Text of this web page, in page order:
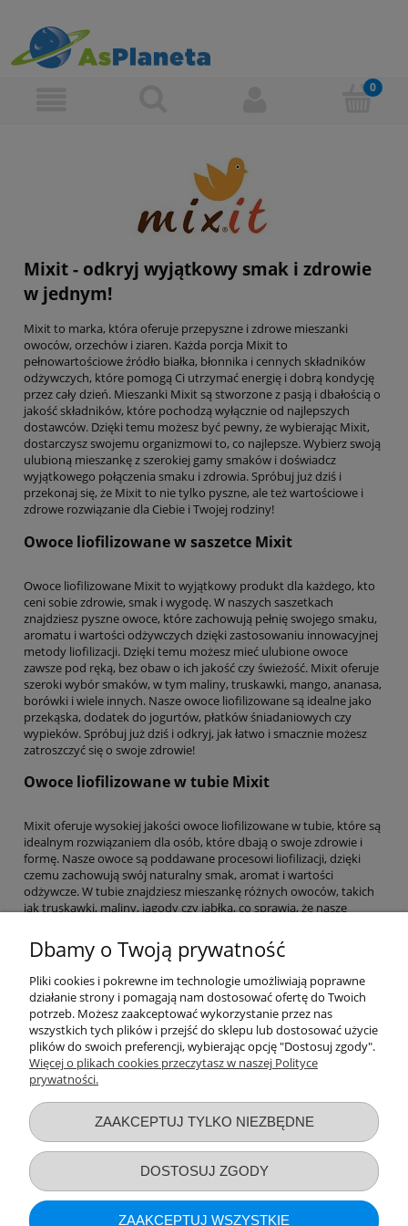
Mixit - odkryj wyjątkowy smak i zdrowie
w jednym!
Mixit to marka, która oferuje przepyszne i zdrowe mieszanki
owoców, orzechów i ziaren. Każda porcja Mixit to
pełnowartościowe źródło białka, błonnika i cennych składników
odżywczych, które pomogą Ci utrzymać energię i dobrą kondycję
przez cały dzień. Mieszanki Mixit są stworzone z pasją i dbałością o
jakość składników, które pochodzą wyłącznie od najlepszych
dostawców. Dzięki temu możesz być pewny, że wybierając Mixit,
dostarczysz swojemu organizmowi to, co najlepsze. Wybierz swoją
ulubioną mieszankę z szerokiej gamy smaków i doświadcz
wyjątkowego połączenia smaku i zdrowia. Spróbuj już dziś i
przekonaj się, że Mixit to nie tylko pyszne, ale też wartościowe i
zdrowe rozwiązanie dla Ciebie i Twojej rodziny!
Owoce liofilizowane w saszetce Mixit
Owoce liofilizowane Mixit to wyjątkowy produkt dla każdego, kto
ceni sobie zdrowie, smak i wygodę. W naszych saszetkach
znajdziesz pyszne owoce, które zachowują pełnię swojego smaku,
aromatu i wartości odżywczych dzięki zastosowaniu innowacyjnej
metody liofilizacji. Dzięki temu możesz mieć ulubione owoce
zawsze pod ręką, bez obaw o ich jakość czy świeżość. Mixit oferuje
szeroki wybór smaków, w tym maliny, truskawki, mango, ananasa,
borówki i wiele innych. Nasze owoce liofilizowane są idealne jako
przekąska, dodatek do jogurtów, płatków śniadaniowych czy
wypieków. Spróbuj już dziś i odkryj, jak łatwo i smacznie możesz
zatroszczyć się o swoje zdrowie!
Owoce liofilizowane w tubie Mixit
Mixit oferuje wysokiej jakości owoce liofilizowane w tubie, które są
idealnym rozwiązaniem dla osób, które dbają o swoje zdrowie i
formę. Nasze owoce są poddawane procesowi liofilizacji, dzięki
czemu zachowują swój naturalny smak, aromat i wartości
odżywcze. W tubie znajdziesz mieszankę różnych owoców, takich
jak truskawki, maliny, jagody czy jabłka, co sprawia, że nasze
Mixit to doskonały sposób na urozmaicenie diety, dodanie smaku
do porannej owsianki, jogurtu czy koktajlu. Spróbuj naszych
produktów i przekonaj się, że liofilizacja to najlepsze rozwiązanie
dla Twojego zdrowia i dobrego samopoczucia!
Nie znaleziono produktów spełniających podane kryteria.
Dbamy o Twoją prywatność
Pliki cookies i pokrewne im technologie umożliwiają poprawne
działanie strony i pomagają nam dostosować ofertę do Twoich
potrzeb. Możesz zaakceptować wykorzystanie przez nas
wszystkich tych plików i przejść do sklepu lub dostosować użycie
plików do swoich preferencji, wybierając opcję "Dostosuj zgody".
Więcej o plikach cookies przeczytasz w naszej Polityce
prywatności.
ZAAKCEPTUJ TYLKO NIEZBĘDNE
DOSTOSUJ ZGODY
ZAAKCEPTUJ WSZYSTKIE